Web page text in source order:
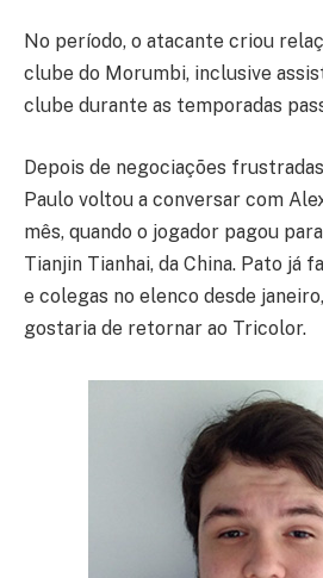
No período, o atacante criou
clube do Morumbi, inclusive
clube durante as temporadas
Depois de negociações
Paulo voltou a conversar com
mês, quando o jogador pagou
Tianjin Tianhai, da China. Pato já
e colegas no elenco desde
gostaria de retornar ao Tricolor.